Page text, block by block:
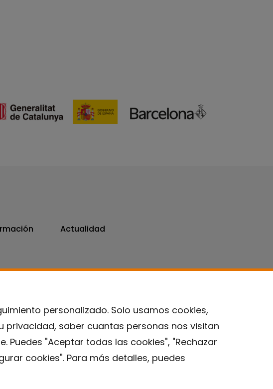
personalizado. Solo usamos cookies,
saber cuantas personas nos visitan
"Aceptar todas las cookies", "Rechazar
cookies". Para más detalles, puedes
Actualidad
Contacto
Aviso legal Política de privacidad Política de Cookies